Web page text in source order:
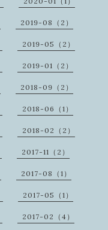
2019-08（2）
2019-05（2）
2019-01（2）
2018-09（2）
2018-06（1）
2018-02（2）
2017-11（2）
2017-08（1）
2017-05（1）
2017-02（4）